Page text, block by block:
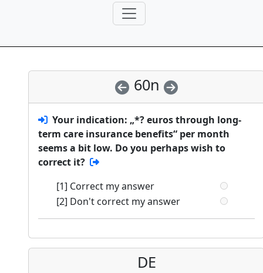
60n
Your indication: „*? euros through long-
term care insurance benefits“ per month
seems a bit low. Do you perhaps wish to
correct it?
[1] Correct my answer
[2] Don't correct my answer
DE